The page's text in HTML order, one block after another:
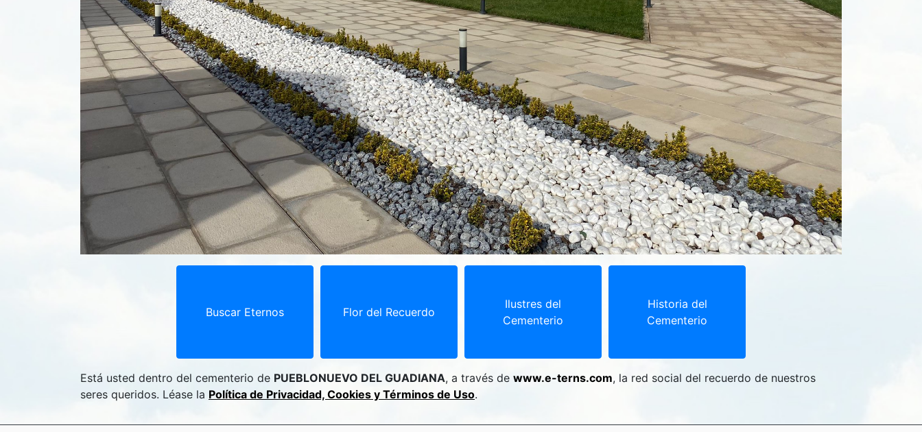
Buscar Eternos Flor del Recuerdo
Ilustres del
Cementerio
Historia del
Cementerio
Está usted dentro del cementerio de PUEBLONUEVO DEL GUADIANA, a través de www.e-terns.com, la red social del recuerdo de nuestros
seres queridos. Léase la Política de Privacidad, Cookies y Términos de Uso.